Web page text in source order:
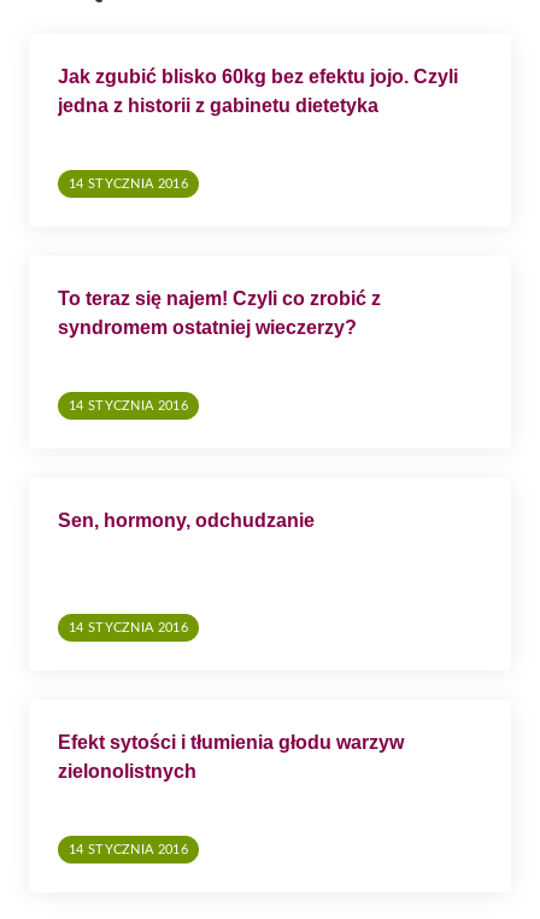
Jak zgubić blisko 60kg bez efektu jojo. Czyli
jedna z historii z gabinetu dietetyka
14 STYCZNIA 2016
To teraz się najem! Czyli co zrobić z
syndromem ostatniej wieczerzy?
14 STYCZNIA 2016
Sen, hormony, odchudzanie
14 STYCZNIA 2016
Efekt sytości i tłumienia głodu warzyw
zielonolistnych
14 STYCZNIA 2016